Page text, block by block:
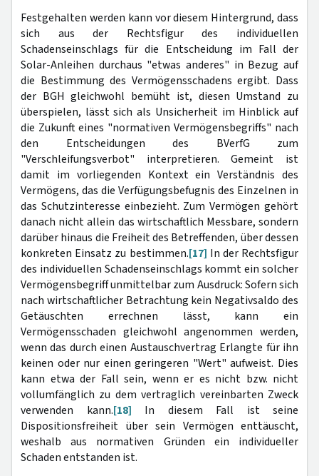
Festgehalten werden kann vor diesem Hintergrund, dass
sich aus der Rechtsfigur des individuellen
Schadenseinschlags für die Entscheidung im Fall der
Solar-Anleihen durchaus "etwas anderes" in Bezug auf
die Bestimmung des Vermögensschadens ergibt. Dass
der BGH gleichwohl bemüht ist, diesen Umstand zu
überspielen, lässt sich als Unsicherheit im Hinblick auf
die Zukunft eines "normativen Vermögensbegriffs" nach
den Entscheidungen des BVerfG zum
"Verschleifungsverbot" interpretieren. Gemeint ist
damit im vorliegenden Kontext ein Verständnis des
Vermögens, das die Verfügungsbefugnis des Einzelnen in
das Schutzinteresse einbezieht. Zum Vermögen gehört
danach nicht allein das wirtschaftlich Messbare, sondern
darüber hinaus die Freiheit des Betreffenden, über dessen
konkreten Einsatz zu bestimmen.[17] In der Rechtsfigur
des individuellen Schadenseinschlags kommt ein solcher
Vermögensbegriff unmittelbar zum Ausdruck: Sofern sich
nach wirtschaftlicher Betrachtung kein Negativsaldo des
Getäuschten errechnen lässt, kann ein
Vermögensschaden gleichwohl angenommen werden,
wenn das durch einen Austauschvertrag Erlangte für ihn
keinen oder nur einen geringeren "Wert" aufweist. Dies
kann etwa der Fall sein, wenn er es nicht bzw. nicht
vollumfänglich zu dem vertraglich vereinbarten Zweck
verwenden kann.[18] In diesem Fall ist seine
Dispositionsfreiheit über sein Vermögen enttäuscht,
weshalb aus normativen Gründen ein individueller
Schaden entstanden ist.